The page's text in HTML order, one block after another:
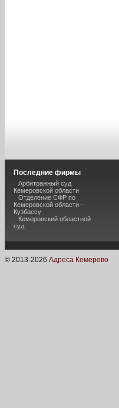
Последние фирмы
Арбитражный суд
Кемеровской области
Отделение СФР по
Кемеровской области -
Кузбассу
Кемеровский областной
суд
© 2013-2026 Адреса Кемерово